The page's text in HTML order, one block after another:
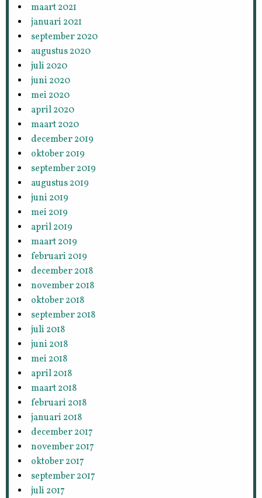
maart 2021
januari 2021
september 2020
augustus 2020
juli 2020
juni 2020
mei 2020
april 2020
maart 2020
december 2019
oktober 2019
september 2019
augustus 2019
juni 2019
mei 2019
april 2019
maart 2019
februari 2019
december 2018
november 2018
oktober 2018
september 2018
juli 2018
juni 2018
mei 2018
april 2018
maart 2018
februari 2018
januari 2018
december 2017
november 2017
oktober 2017
september 2017
juli 2017